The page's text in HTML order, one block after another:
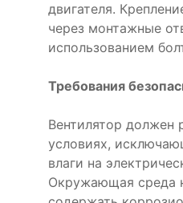
двигателя.
через монтажные
использованием
Требования
Вентилятор должен
условиях,
влаги на
Окружающая среда